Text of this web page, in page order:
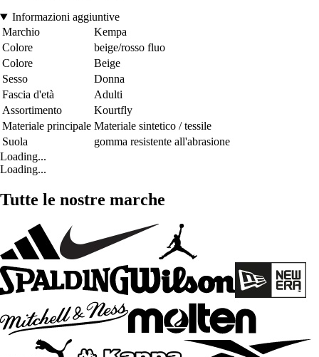
Informazioni aggiuntive
Marchio
Kempa
Colore
beige/rosso fluo
Colore
Beige
Sesso
Donna
Fascia d'età
Adulti
Assortimento
Kourtfly
Materiale principale Materiale sintetico / tessile
Suola
gomma resistente all'abrasione
Loading...
Loading...
Tutte le nostre marche